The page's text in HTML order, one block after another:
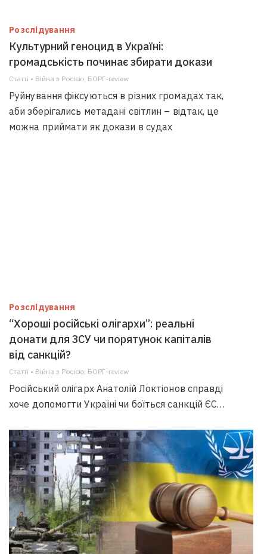
Розслідування
Культурний геноцид в Україні:
громадськість починає збирати докази
Статті • Війна з Росією; БОРГ-review
Руйнування фіксуються в різних громадах так,
аби зберігались метадані світлин – відтак, це
можна приймати як докази в судах
Розслідування
“Хороші російські олігархи”: реальні
донати для ЗСУ чи порятунок капіталів
від санкцій?
Статті • Війна з Росією; БОРГ-review
Російський олігарх Анатолій Локтіонов справді
хоче допомогти Україні чи боїться санкцій ЄС…